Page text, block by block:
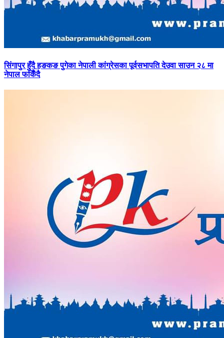
सिंगापुरहुँदै हङकङ पुगेका नेपाली कांग्रेसका पूर्वसभापति देउवा साउन २८ मा
नेपाल फर्किँदै